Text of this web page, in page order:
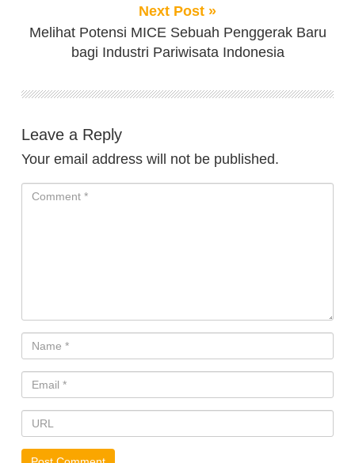
Next Post »
Melihat Potensi MICE Sebuah Penggerak Baru
bagi Industri Pariwisata Indonesia
Leave a Reply
Your email address will not be published.